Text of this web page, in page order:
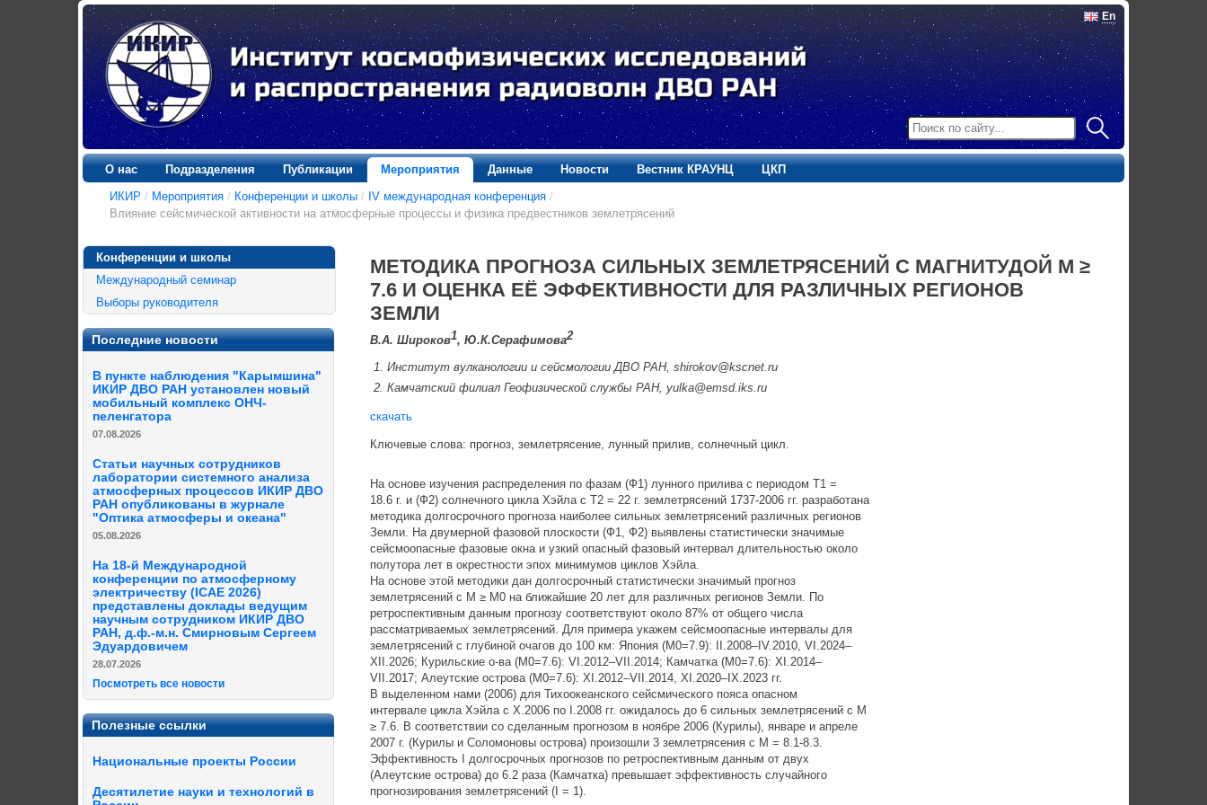
En
О нас Подразделения Публикации Мероприятия Данные Новости Вестник КРАУНЦ
ЦКП
ИКИР / Мероприятия / Конференции и школы / IV международная конференция /
Влияние сейсмической активности на атмосферные процессы и физика предвестников землетрясений
Конференции и школы
Международный семинар
Выборы руководителя
Последние новости
В пункте наблюдения "Карымшина"
ИКИР ДВО РАН установлен новый
мобильный комплекс ОНЧ-
пеленгатора
07.08.2026
Статьи научных сотрудников
лаборатории системного анализа
атмосферных процессов ИКИР ДВО
РАН опубликованы в журнале
"Оптика атмосферы и океана"
05.08.2026
На 18-й Международной
конференции по атмосферному
электричеству (ICAE 2026)
представлены доклады ведущим
научным сотрудником ИКИР ДВО
РАН, д.ф.-м.н. Смирновым Сергеем
Эдуардовичем
28.07.2026
Посмотреть все новости
Полезные ссылки
Национальные проекты России
Десятилетие науки и технологий в
МЕТОДИКА ПРОГНОЗА СИЛЬНЫХ ЗЕМЛЕТРЯСЕНИЙ С МАГНИТУДОЙ М ≥
7.6 И ОЦЕНКА ЕЁ ЭФФЕКТИВНОСТИ ДЛЯ РАЗЛИЧНЫХ РЕГИОНОВ
ЗЕМЛИ
В.А. Широков1, Ю.К.Серафимова2
Институт вулканологии и сейсмологии ДВО РАН, shirokov@kscnet.ru
Камчатский филиал Геофизической службы РАН, yulka@emsd.iks.ru
скачать
Ключевые слова: прогноз, землетрясение, лунный прилив, солнечный цикл.
На основе изучения распределения по фазам (Ф1) лунного прилива с периодом Т1 =
18.6 г. и (Ф2) солнечного цикла Хэйла с Т2 = 22 г. землетрясений 1737-2006 гг. разработана
методика долгосрочного прогноза наиболее сильных землетрясений различных регионов
Земли. На двумерной фазовой плоскости (Ф1, Ф2) выявлены статистически значимые
сейсмоопасные фазовые окна и узкий опасный фазовый интервал длительностью около
полутора лет в окрестности эпох минимумов циклов Хэйла.
На основе этой методики дан долгосрочный статистически значимый прогноз
землетрясений с М ≥ М0 на ближайшие 20 лет для различных регионов Земли. По
ретроспективным данным прогнозу соответствуют около 87% от общего числа
рассматриваемых землетрясений. Для примера укажем сейсмоопасные интервалы для
землетрясений с глубиной очагов до 100 км: Япония (М0=7.9): II.2008–IV.2010, VI.2024–
XII.2026; Курильские о-ва (М0=7.6): VI.2012–VII.2014; Камчатка (М0=7.6): XI.2014–
VII.2017; Алеутские острова (М0=7.6): XI.2012–VII.2014, XI.2020–IX.2023 гг.
В выделенном нами (2006) для Тихоокеанского сейсмического пояса опасном
интервале цикла Хэйла с X.2006 по I.2008 гг. ожидалось до 6 сильных землетрясений с М
≥ 7.6. В соответствии со сделанным прогнозом в ноябре 2006 (Курилы), январе и апреле
2007 г. (Курилы и Соломоновы острова) произошли 3 землетрясения с М = 8.1-8.3.
Эффективность I долгосрочных прогнозов по ретроспективным данным от двух
(Алеутские острова) до 6.2 раза (Камчатка) превышает эффективность случайного
прогнозирования землетрясений (I = 1).